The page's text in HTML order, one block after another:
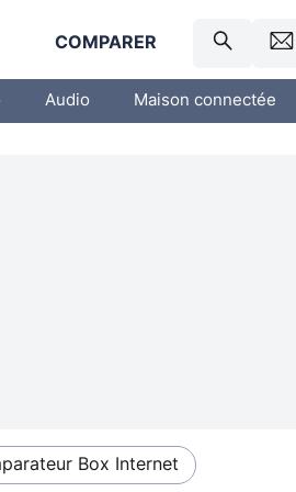
COMPARER
Audio Maison connectée
Box Internet